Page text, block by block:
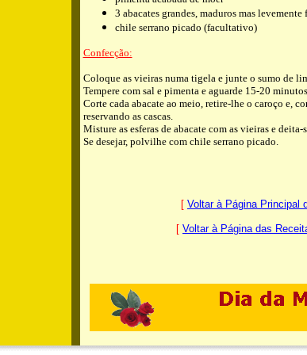
3 abacates grandes, maduros mas levemente
chile serrano picado (facultativo)
Confecção:
Coloque as vieiras numa tigela e junte o sumo de
Tempere com sal e pimenta e aguarde 15-20
Corte cada abacate ao meio, retire-lhe o caroço e,
reservando as cascas.
Misture as esferas de abacate com as vieiras e deita-
Se desejar, polvilhe com chile serrano picado.
[ Voltar à Página Principal
[ Voltar à Página das